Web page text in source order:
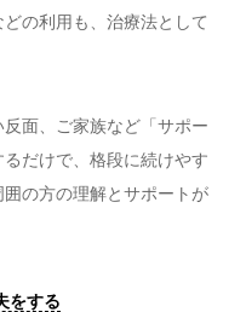
の利用も、治療法として
面、ご家族など「サポー
だけで、格段に続けやす
の方の理解とサポートが
をする